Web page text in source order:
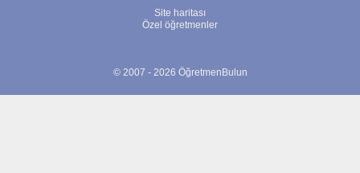
Site haritası
Özel öğretmenler
© 2007 - 2026 ÖğretmenBulun